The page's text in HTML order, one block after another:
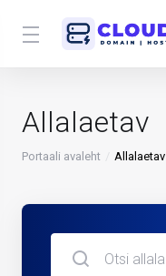
Allalaetav
Portaali avaleht Allalaetav